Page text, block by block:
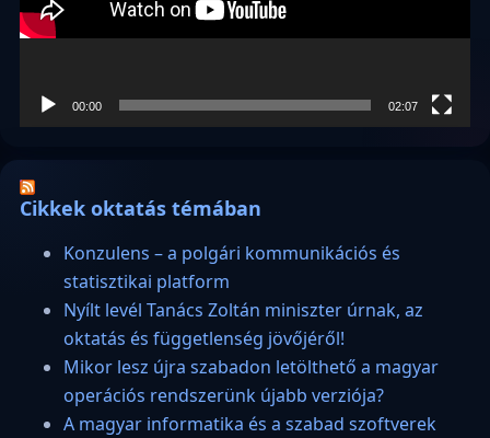
00:00 02:07
Cikkek oktatás témában
Konzulens – a polgári kommunikációs és
statisztikai platform
Nyílt levél Tanács Zoltán miniszter úrnak, az
oktatás és függetlenség jövőjéről!
Mikor lesz újra szabadon letölthető a magyar
operációs rendszerünk újabb verziója?
A magyar informatika és a szabad szoftverek